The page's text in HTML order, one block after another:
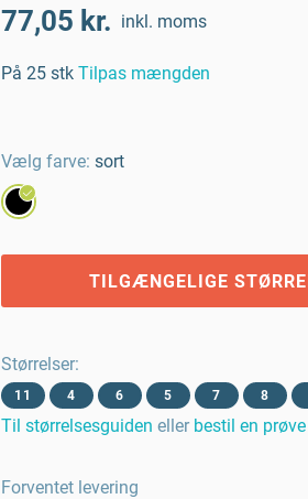
77,05 kr. inkl. moms
På 25 stk Tilpas mængden
Vælg farve: sort
TILGÆNGELIGE
Størrelser:
11 4 6 5 7 8
Til størrelsesguiden eller bestil en prøve
Forventet levering